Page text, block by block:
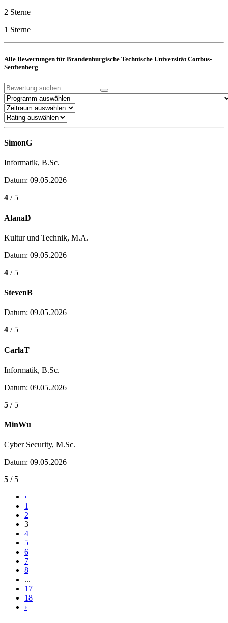
2 Sterne
1 Sterne
Alle Bewertungen für Brandenburgische Technische Universität Cottbus-
Senftenberg
SimonG
Informatik, B.Sc.
Datum: 09.05.2026
4 / 5
AlanaD
Kultur und Technik, M.A.
Datum: 09.05.2026
4 / 5
StevenB
Datum: 09.05.2026
4 / 5
CarlaT
Informatik, B.Sc.
Datum: 09.05.2026
5 / 5
MinWu
Cyber Security, M.Sc.
Datum: 09.05.2026
5 / 5
‹
1
2
3
4
5
6
7
8
...
17
18
›